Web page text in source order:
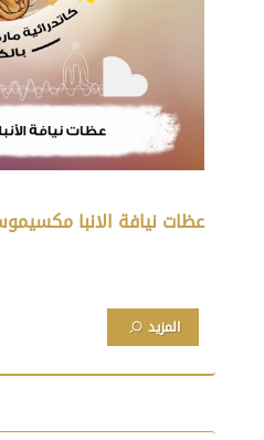
عظات نيافة الانبا
المزيد